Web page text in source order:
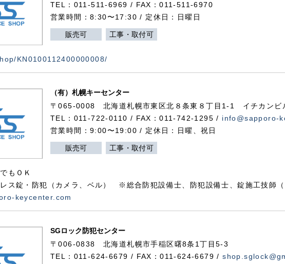
TEL：011-511-6969 / FAX：011-511-6970
営業時間：8:30〜17:30 / 定休日：日曜日
販売可 工事・取付可
KN0100112400000008/
（有）札幌キーセンター
〒065-0008 北海道札幌市東区北８条東８丁目1-1 イチカンビ
TEL：011-722-0110 / FAX：011-742-1295 / info@sapporo-
営業時間：9:00〜19:00 / 定休日：日曜、祝日
販売可 工事・取付可
もＯＫ
ス錠・防犯（カメラ、ベル） ※総合防犯設備士、防犯設備士、錠施工技師
keycenter.com
SGロック防犯センター
〒006-0838 北海道札幌市手稲区曙8条1丁目5-3
TEL：011-624-6679 / FAX：011-624-6679 /